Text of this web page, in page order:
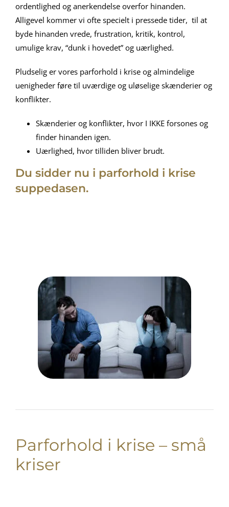
ordentlighed og anerkendelse overfor hinanden.
Alligevel kommer vi ofte specielt i pressede tider, til at
byde hinanden vrede, frustration, kritik, kontrol,
umulige krav, “dunk i hovedet” og uærlighed.
Pludselig er vores parforhold i krise og almindelige
uenigheder føre til uværdige og uløselige skænderier og
konflikter.
Skænderier og konflikter, hvor I IKKE forsones og
finder hinanden igen.
Uærlighed, hvor tilliden bliver brudt.
Du sidder nu i parforhold i krise
suppedasen.
Parforhold i krise – små
kriser